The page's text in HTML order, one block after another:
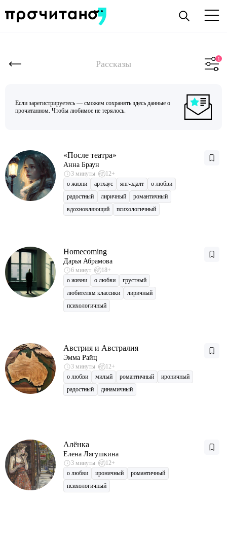
Рассказы
Если зарегистрируетесь — сможем сохранять здесь данные о
прочитанном. Чтобы любимое не терялось.
«После театра»
Анна Браун
3 минуты
12+
о жизни
артхаус янг-эдалт
о любви
радостный
лиричный
романтичный
вдохновляющий
психологичный
Homecoming
Дарья Абрамова
6 минут
18+
о жизни
о любви
грустный
любителям классики
лиричный
психологичный
Австрия и Австралия
Эмма Райц
3 минуты
12+
о любви
милый романтичный
ироничный
радостный
динамичный
Алёнка
Елена Лягушкина
3 минуты
12+
о любви
ироничный
романтичный
психологичный